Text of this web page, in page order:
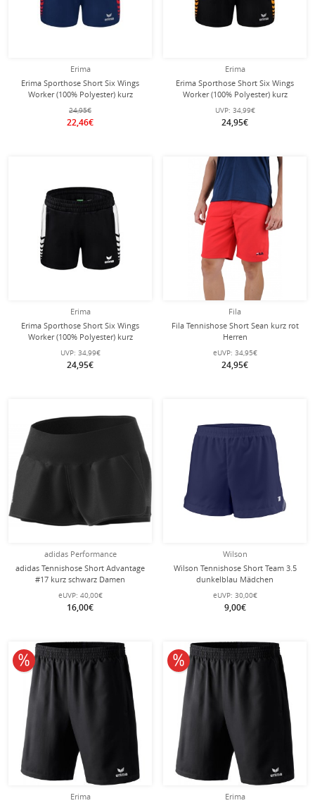
Erima
Erima Sporthose Short Six Wings
Worker (100% Polyester) kurz
navyblau/rot Damen
24,95€
22,46€
Erima
Erima Sporthose Short Six Wings
Worker (100% Polyester) kurz
schwarz/orange Damen
UVP: 34,99€
24,95€
Erima
Erima Sporthose Short Six Wings
Worker (100% Polyester) kurz
schwarz/weiss Damen
UVP: 34,99€
24,95€
Fila
Fila Tennishose Short Sean kurz rot
Herren
eUVP: 34,95€
24,95€
adidas Performance
adidas Tennishose Short Advantage
#17 kurz schwarz Damen
eUVP: 40,00€
16,00€
Wilson
Wilson Tennishose Short Team 3.5
dunkelblau Mädchen
eUVP: 30,00€
9,00€
Erima
10% reduziert
Erima
10% reduziert